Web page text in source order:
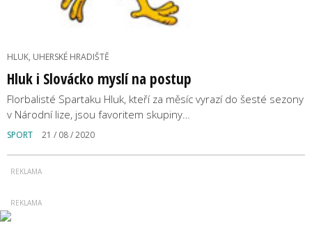
HLUK, UHERSKÉ HRADIŠTĚ
Hluk i Slovácko myslí na postup
Florbalisté Spartaku Hluk, kteří za měsíc vyrazí do šesté sezony
v Národní lize, jsou favoritem skupiny…
SPORT 21 / 08 / 2020